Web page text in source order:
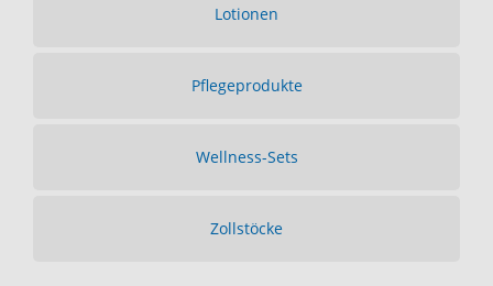
Lotionen
Pflegeprodukte
Wellness-Sets
Zollstöcke